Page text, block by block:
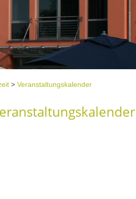
> Veranstaltungskalender